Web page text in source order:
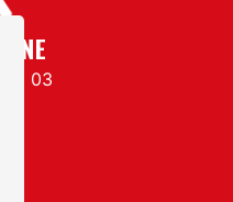
20 03